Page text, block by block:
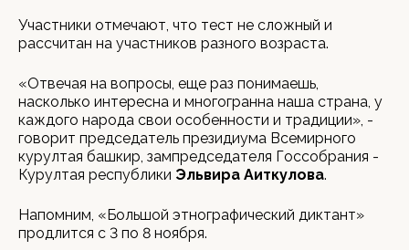
Участники отмечают, что тест не сложный и
рассчитан на участников разного возраста.
«Отвечая на вопросы, еще раз понимаешь,
насколько интересна и многогранна наша страна, у
каждого народа свои особенности и традиции», -
говорит председатель президиума Всемирного
курултая башкир, зампредседателя Госсобрания -
Курултая республики Эльвира Аиткулова.
Напомним, «Большой этнографический диктант»
продлится с 3 по 8 ноября.